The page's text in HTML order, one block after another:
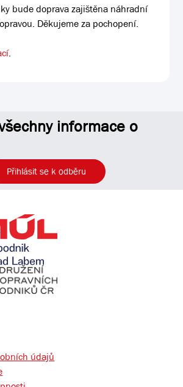
bude doprava zajištěna náhradní
Děkujeme za pochopení.
.
informace o
Přihlásit se k odběru
údajů